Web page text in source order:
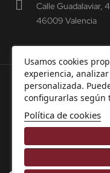
Usamos cookies
experiencia,
personalizada.
configurarlas según
Política de cookies
Calle Guadalaviar, 4
46009 Valencia
© 2000-2026
B98914336 - Aviso
Privacidad